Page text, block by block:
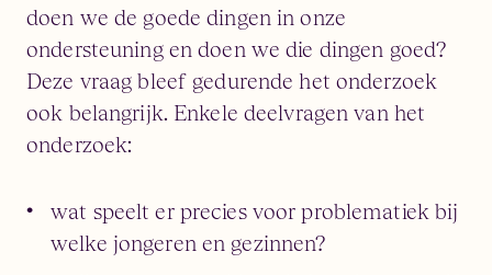
doen we de goede dingen in onze
ondersteuning en doen we die dingen goed?
Deze vraag bleef gedurende het onderzoek
ook belangrijk. Enkele deelvragen van het
onderzoek:
wat speelt er precies voor problematiek bij
welke jongeren en gezinnen?